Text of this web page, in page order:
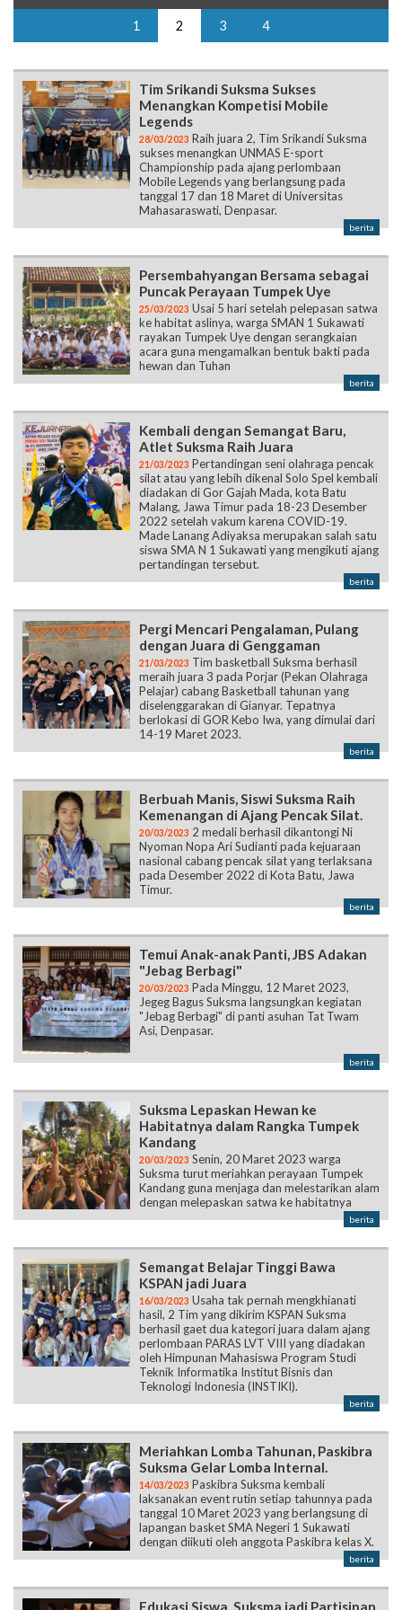
1 2 3 4
Tim Srikandi Suksma Sukses
Menangkan Kompetisi Mobile
Legends
28/03/2023 Raih juara 2, Tim Srikandi Suksma
sukses menangkan UNMAS E-sport
Championship pada ajang perlombaan
Mobile Legends yang berlangsung pada
tanggal 17 dan 18 Maret di Universitas
Mahasaraswati, Denpasar.
berita
Persembahyangan Bersama sebagai
Puncak Perayaan Tumpek Uye
25/03/2023 Usai 5 hari setelah pelepasan satwa
ke habitat aslinya, warga SMAN 1 Sukawati
rayakan Tumpek Uye dengan serangkaian
acara guna mengamalkan bentuk bakti pada
hewan dan Tuhan
berita
Kembali dengan Semangat Baru,
Atlet Suksma Raih Juara
21/03/2023 Pertandingan seni olahraga pencak
silat atau yang lebih dikenal Solo Spel kembali
diadakan di Gor Gajah Mada, kota Batu
Malang, Jawa Timur pada 18-23 Desember
2022 setelah vakum karena COVID-19.
Made Lanang Adiyaksa merupakan salah satu
siswa SMA N 1 Sukawati yang mengikuti ajang
pertandingan tersebut.
berita
Pergi Mencari Pengalaman, Pulang
dengan Juara di Genggaman
21/03/2023 Tim basketball Suksma berhasil
meraih juara 3 pada Porjar (Pekan Olahraga
Pelajar) cabang Basketball tahunan yang
diselenggarakan di Gianyar. Tepatnya
berlokasi di GOR Kebo Iwa, yang dimulai dari
14-19 Maret 2023.
berita
Berbuah Manis, Siswi Suksma Raih
Kemenangan di Ajang Pencak Silat.
20/03/2023 2 medali berhasil dikantongi Ni
Nyoman Nopa Ari Sudianti pada kejuaraan
nasional cabang pencak silat yang terlaksana
pada Desember 2022 di Kota Batu, Jawa
Timur.
berita
Temui Anak-anak Panti, JBS Adakan
"Jebag Berbagi"
20/03/2023 Pada Minggu, 12 Maret 2023,
Jegeg Bagus Suksma langsungkan kegiatan
"Jebag Berbagi" di panti asuhan Tat Twam
Asi, Denpasar.
berita
Suksma Lepaskan Hewan ke
Habitatnya dalam Rangka Tumpek
Kandang
20/03/2023 Senin, 20 Maret 2023 warga
Suksma turut meriahkan perayaan Tumpek
Kandang guna menjaga dan melestarikan alam
dengan melepaskan satwa ke habitatnya
berita
Semangat Belajar Tinggi Bawa
KSPAN jadi Juara
16/03/2023 Usaha tak pernah mengkhianati
hasil, 2 Tim yang dikirim KSPAN Suksma
berhasil gaet dua kategori juara dalam ajang
perlombaan PARAS LVT VIII yang diadakan
oleh Himpunan Mahasiswa Program Studi
Teknik Informatika Institut Bisnis dan
Teknologi Indonesia (INSTIKI).
berita
Meriahkan Lomba Tahunan, Paskibra
Suksma Gelar Lomba Internal.
14/03/2023 Paskibra Suksma kembali
laksanakan event rutin setiap tahunnya pada
tanggal 10 Maret 2023 yang berlangsung di
lapangan basket SMA Negeri 1 Sukawati
dengan diikuti oleh anggota Paskibra kelas X.
berita
Edukasi Siswa, Suksma jadi Partisipan